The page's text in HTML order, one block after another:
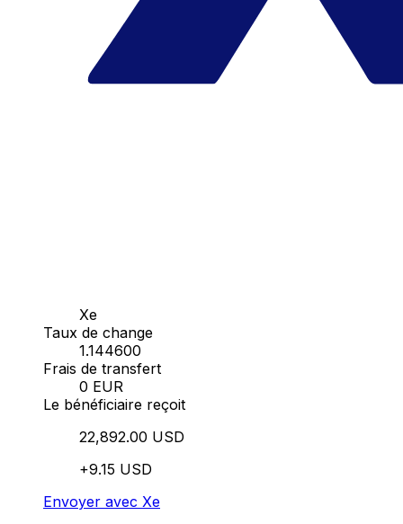
Xe
Taux de change
1.144600
Frais de transfert
0 EUR
Le bénéficiaire reçoit
22,892.00 USD
+9.15 USD
Envoyer avec Xe